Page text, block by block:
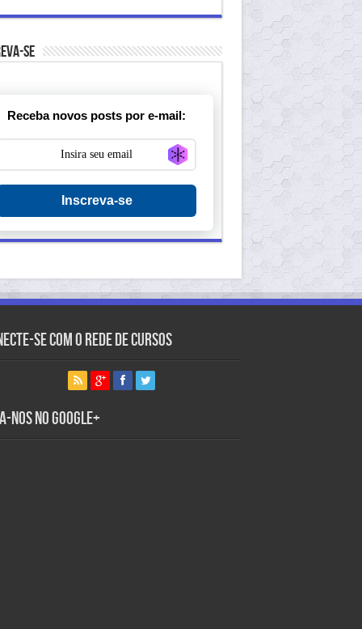
se
Receba novos posts por e-mail:
Inscreva-se
se com o Rede de Cursos
nos no Google+